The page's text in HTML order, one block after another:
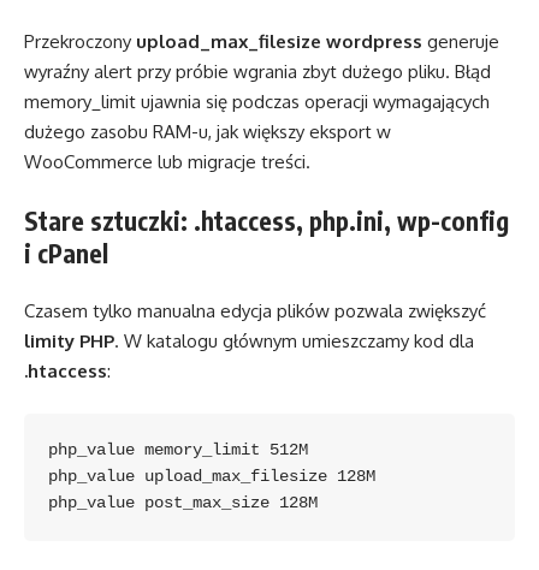
Przekroczony upload_max_filesize wordpress generuje
wyraźny alert przy próbie wgrania zbyt dużego pliku. Błąd
memory_limit ujawnia się podczas operacji wymagających
dużego zasobu RAM-u, jak większy eksport w
WooCommerce lub migracje treści.
Stare sztuczki: .htaccess, php.ini, wp-config
i cPanel
Czasem tylko manualna edycja plików pozwala zwiększyć
limity PHP. W katalogu głównym umieszczamy kod dla
.htaccess:
php_value memory_limit 512M
php_value upload_max_filesize 128M